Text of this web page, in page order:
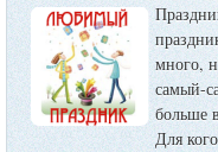
много,
самый-
больше
Для